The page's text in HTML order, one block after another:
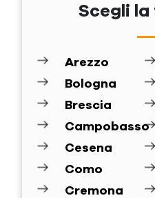
Scegli
Arezzo
Bologna
Brescia
Campobasso
Cesena
Como
Cremona